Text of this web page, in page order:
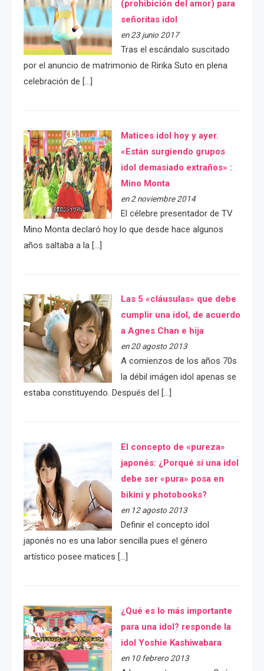
(prohibición del amor) para
señoritas idol
en 23 junio 2017
Tras el escándalo suscitado
por el anuncio de matrimonio de Ririka Suto en plena
celebración de […]
Matices idol hoy y ayer.
«Están surgiendo grupos
idol demasiado extraños» :
Mino Monta
en 2 noviembre 2014
El célebre presentador de TV
Mino Monta declaró hoy lo que desde hace algunos
años saltaba a la […]
Las 5 «cláusulas» que debe
cumplir una idol, de acuerdo
a Agnes Chan e hija
en 20 agosto 2013
A comienzos de los años 70s
la débil imágen idol apenas se
estaba constituyendo. Después del […]
El concepto de «pureza»
japonés: ¿Porqué si una idol
debe ser «pura» posa en
bikini y photobooks?
en 12 agosto 2013
Definir el concepto idol
japonés no es una labor sencilla pues el género
artístico posee matices […]
¿Qué es lo más importante
para una idol? responde la
idol Yoshie Kashiwabara
en 10 febrero 2013